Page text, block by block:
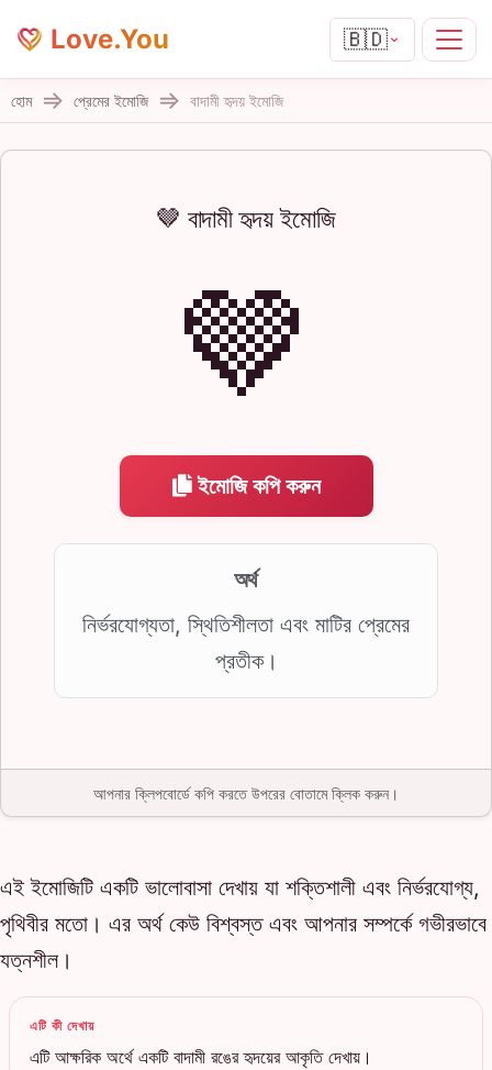
Love.You 🇧🇩
হোম প্রেমের ইমোজি বাদামী হৃদয় ইমোজি
🤎 বাদামী হৃদয় ইমোজি
🤎
ইমোজি কপি করুন
অর্থ
নির্ভরযোগ্যতা, স্থিতিশীলতা এবং মাটির প্রেমের
প্রতীক।
আপনার ক্লিপবোর্ডে কপি করতে উপরের বোতামে ক্লিক করুন।
এই ইমোজিটি একটি ভালোবাসা দেখায় যা শক্তিশালী এবং নির্ভরযোগ্য,
পৃথিবীর মতো। এর অর্থ কেউ বিশ্বস্ত এবং আপনার সম্পর্কে গভীরভাবে
যত্নশীল।
এটি কী দেখায়
এটি আক্ষরিক অর্থে একটি বাদামী রঙের হৃদয়ের আকৃতি দেখায়।